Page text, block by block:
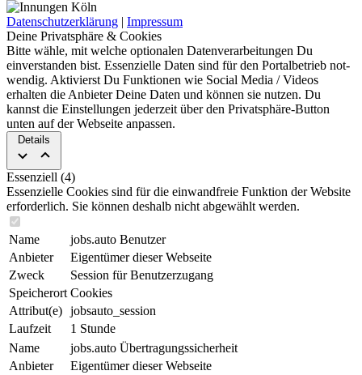
Datenschutzerklärung | Impressum
Deine Privatsphäre & Cookies
Bitte wähle, mit welche optionalen Da­ten­ver­ar­bei­tun­gen Du
einverstanden bist. Es­sen­zi­elle Daten sind für den Portal­betrieb not­
wen­dig. Aktivierst Du Funktionen wie Social Media / Videos
erhalten die Anbieter Deine Daten und können sie nut­zen. Du
kannst die Ein­stel­lun­gen jederzeit über den Privat­sphäre-Button
unten auf der Webseite an­pas­sen.
Details
Essenziell (4)
Essenzielle Cookies sind für die ein­wand­freie Funktion der Website
erforderlich. Sie können deshalb nicht abgewählt werden.
Name
jobs.auto Benutzer
Anbieter
Eigentümer dieser Webseite
Zweck
Session für Benutzerzugang
Speicherort Cookies
Attribut(e) jobsauto_session
Laufzeit
1 Stunde
Name
jobs.auto Übertragungssicherheit
Anbieter
Eigentümer dieser Webseite